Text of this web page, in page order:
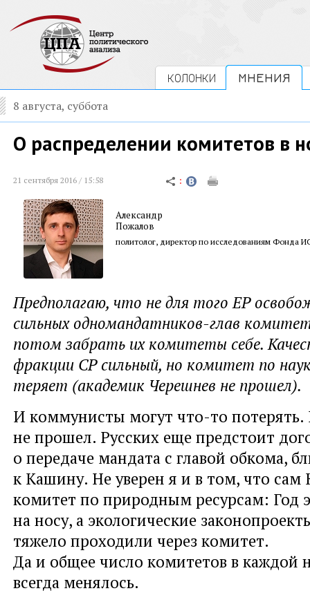
КОЛОНКИ МНЕНИЯ
8 августа, суббота
О распределении комитетов в
21 сентября 2016 / 15:58
Александр
Пожалов
политолог, директор по исследованиям Фонда
Предполагаю, что не для того ЕР
сильных одномандатников-глав
потом забрать их комитеты себе.
фракции СР сильный, но комитет по
теряет (академик Черешнев не прошел).
И коммунисты могут что-то потерять.
не прошел. Русских еще предстоит
о передаче мандата с главой обкома,
к Кашину. Не уверен я и в том, что
комитет по природным ресурсам: Год
на носу, а экологические
тяжело проходили через комитет.
Да и общее число комитетов в каждой
всегда менялось.